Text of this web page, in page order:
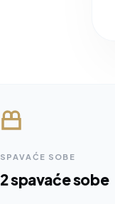
SPAVAĆE SOBE
2 spavaće sobe